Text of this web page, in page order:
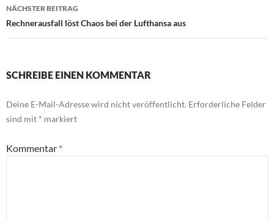
NÄCHSTER BEITRAG
Rechnerausfall löst Chaos bei der Lufthansa aus
SCHREIBE EINEN KOMMENTAR
Deine E-Mail-Adresse wird nicht veröffentlicht. Erforderliche Felder
sind mit * markiert
Kommentar *